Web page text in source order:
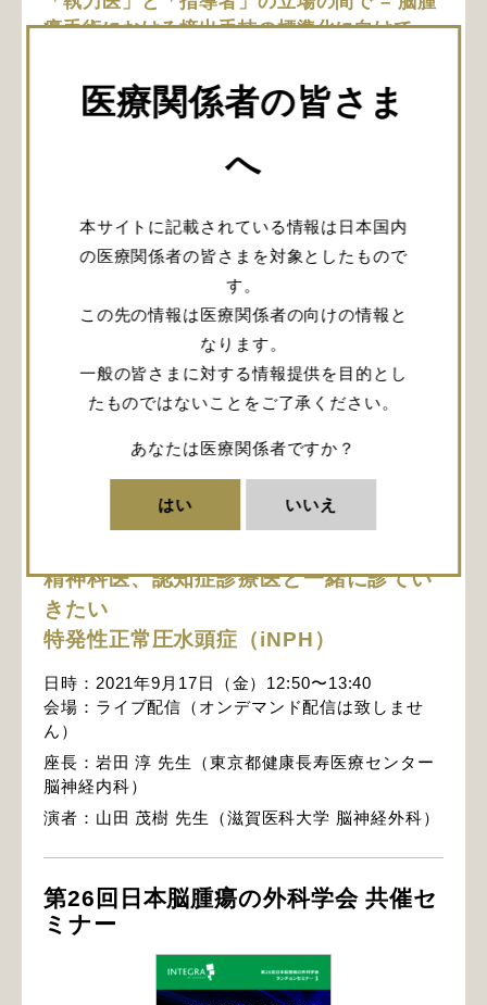
医療関係者の皆さま
へ
本サイトに記載されている情報は日本国内
の医療関係者の皆さまを対象としたもので
す。
この先の情報は医療関係者の向けの情報と
なります。
一般の皆さまに対する情報提供を目的とし
たものではないことをご了承ください。
あなたは医療関係者ですか？
はい いいえ
瘍手術における摘出手技の標準化に向けて
回日本老年精神医学会 共催セミナー
PDF表示
精神科医、認知症診療医と一緒に診てい
きたい
特発性正常圧水頭症（iNPH）
日時：2021年9月17日（金）12:50〜13:40
会場：ライブ配信（オンデマンド配信は致しませ
ん）
座長：岩田 淳 先生（東京都健康長寿医療センター
脳神経内科）
演者：山田 茂樹 先生（滋賀医科大学 脳神経外科）
第26回日本脳腫瘍の外科学会 共催セ
ミナー